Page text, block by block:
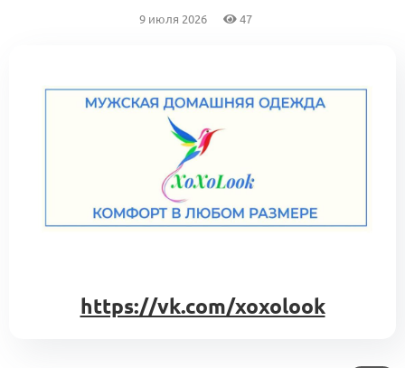
9 июля 2026 47
https://vk.com/xoxolook